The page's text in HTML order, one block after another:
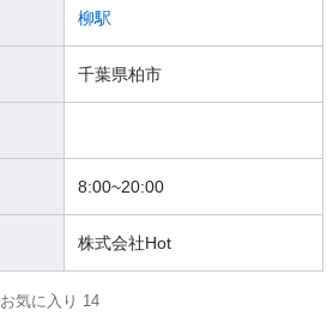
柳駅
千葉県柏市
8:00~20:00
株式会社Hot
お気に入り 14